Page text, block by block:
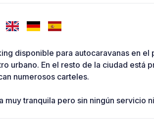
disponible para autocaravanas en el
urbano. En el resto de la ciudad está
numerosos carteles.
muy tranquila pero sin ningún servicio